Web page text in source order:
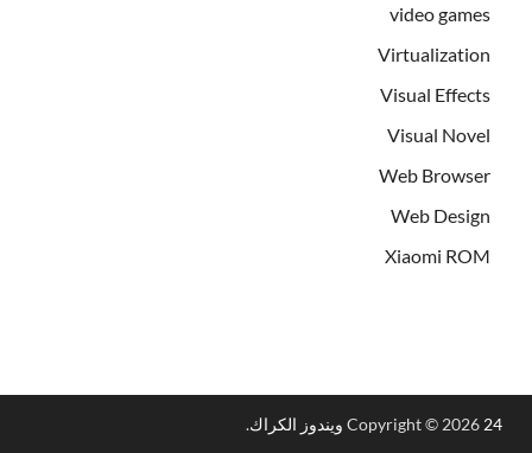
video games
Virtualization
Visual Effects
Visual Novel
Web Browser
Web Design
Xiaomi ROM
Copyright © 2026 24 ويندوز الكراك
.